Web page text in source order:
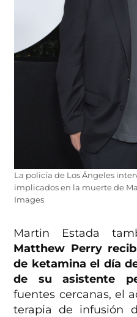
La policía de Los Ángeles
implicados en la muerte de
Images
Martin Estada
Matthew Perry
de ketamina el día
de su asistente
fuentes cercanas, el
terapia de infusión